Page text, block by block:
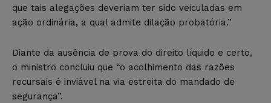
que tais alegações deveriam ter sido veiculadas em
ação ordinária, a qual admite dilação probatória.”
Diante da ausência de prova do direito líquido e certo,
o ministro concluiu que “o acolhimento das razões
recursais é inviável na via estreita do mandado de
segurança”.